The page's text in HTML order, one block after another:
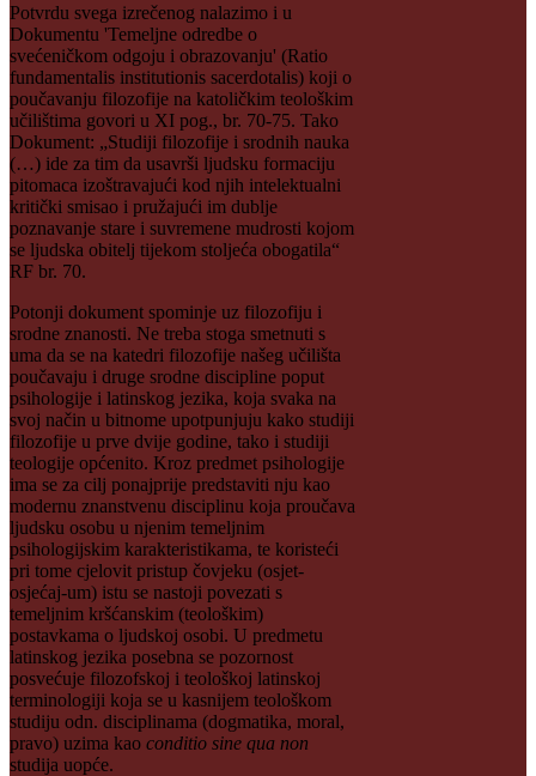
Potvrdu svega izrečenog nalazimo i u
Dokumentu 'Temeljne odredbe o
svećeničkom odgoju i obrazovanju' (Ratio
fundamentalis institutionis sacerdotalis) koji o
poučavanju filozofije na katoličkim teološkim
učilištima govori u XI pog., br. 70-75. Tako
Dokument: „Studiji filozofije i srodnih nauka
(…) ide za tim da usavrši ljudsku formaciju
pitomaca izoštravajući kod njih intelektualni
kritički smisao i pružajući im dublje
poznavanje stare i suvremene mudrosti kojom
se ljudska obitelj tijekom stoljeća obogatila“
RF br. 70.
Potonji dokument spominje uz filozofiju i
srodne znanosti. Ne treba stoga smetnuti s
uma da se na katedri filozofije našeg učilišta
poučavaju i druge srodne discipline poput
psihologije i latinskog jezika, koja svaka na
svoj način u bitnome upotpunjuju kako studiji
filozofije u prve dvije godine, tako i studiji
teologije općenito. Kroz predmet psihologije
ima se za cilj ponajprije predstaviti nju kao
modernu znanstvenu disciplinu koja proučava
ljudsku osobu u njenim temeljnim
psihologijskim karakteristikama, te koristeći
pri tome cjelovit pristup čovjeku (osjet-
osjećaj-um) istu se nastoji povezati s
temeljnim kršćanskim (teološkim)
postavkama o ljudskoj osobi. U predmetu
latinskog jezika posebna se pozornost
posvećuje filozofskoj i teološkoj latinskoj
terminologiji koja se u kasnijem teološkom
studiju odn. disciplinama (dogmatika, moral,
pravo) uzima kao conditio sine qua non
studija uopće.